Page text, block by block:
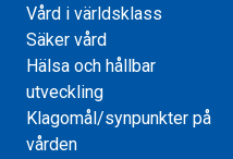
Vård i världsklass
Säker vård
Hälsa och hållbar
utveckling
Klagomål/synpunkter på
vården